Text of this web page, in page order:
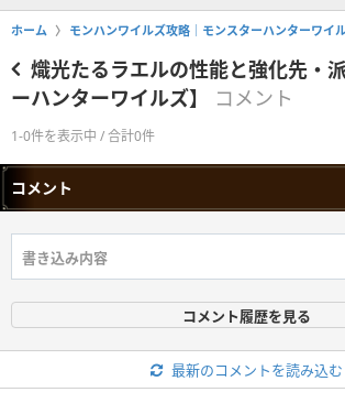
ホーム モンハンワイルズ攻略｜モンスターハンターワイ
熾光たるラエルの性能と強化先・
ーハンターワイルズ】
コメント
1-0件を表示中 / 合計0件
コメント
コメント履歴を見る
最新のコメントを読み込む